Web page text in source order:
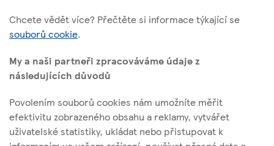
O těchto stránkách
Užitečné odkazy
Sledujte nás
Chcete vědět více? Přečtěte si informace týkající se
souborů cookie.
My a naši partneři zpracováváme údaje z
následujících důvodů
Povolením souborů cookies nám umožníte měřit
efektivitu zobrazeného obsahu a reklamy, vytvářet
uživatelské statistiky, ukládat nebo přistupovat k